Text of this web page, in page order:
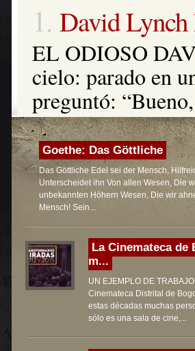
2. Gabriel
GABRIEL
DIFÍCILES* La
Márquez con el
se refería a esos
mal avenido. Es
el cine ni sin el
Goethe: Das Göttliche
Das Göttliche Edel sei der Mensch,
Unterscheidet ihn Von allen Wesen, Die
unbekannten Höhern Wesen, Die wir
Mensch! Sein...
La Cinemateca de
m...
UN EJEMPLO DE
Cinemateca Distrital de
estas décadas muchas
sólo es una sala de cine,...